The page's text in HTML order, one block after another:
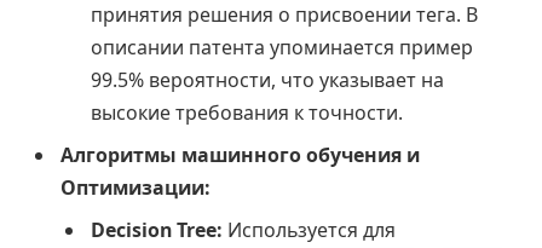
принятия решения о присвоении тега. В
описании патента упоминается пример
99.5% вероятности, что указывает на
высокие требования к точности.
Алгоритмы машинного обучения и
Оптимизации:
Decision Tree: Используется для